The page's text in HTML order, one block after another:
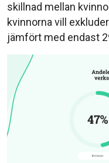
skillnad mellan
kvinnorna vill
jämfört med endast